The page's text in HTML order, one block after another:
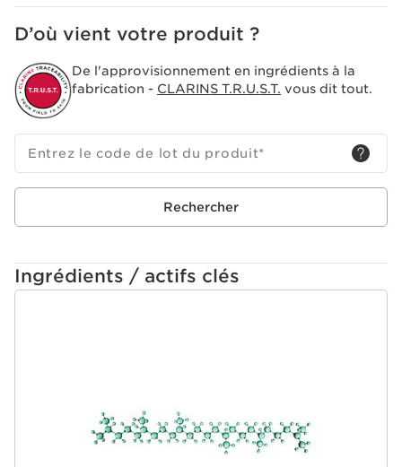
D’où vient votre produit ?
De l'approvisionnement en ingrédients à la
fabrication - CLARINS T.R.U.S.T. vous dit tout.
Entrez le code de lot du produit*
Rechercher
Ingrédients / actifs clés